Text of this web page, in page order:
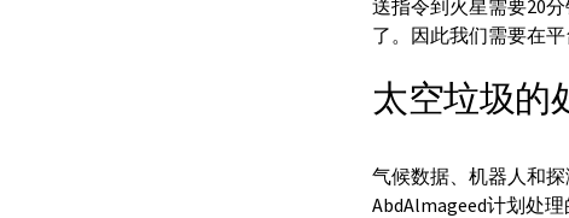
送指令到火星需要20
了。因此我们需要在
太空垃圾的
气候数据、机器人和
AbdAlmageed计划处